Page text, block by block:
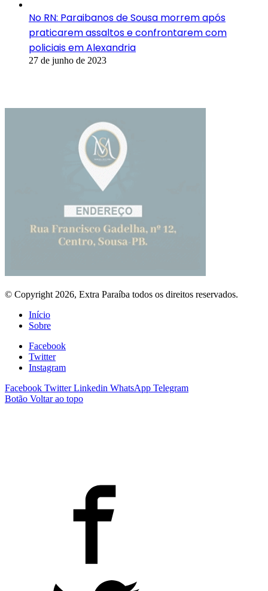
No RN: Paraibanos de Sousa morrem após
praticarem assaltos e confrontarem com
policiais em Alexandria
27 de junho de 2023
© Copyright 2026, Extra Paraíba todos os direitos reservados.
Início
Sobre
Facebook
Twitter
Instagram
Facebook Twitter Linkedin WhatsApp Telegram
Botão Voltar ao topo